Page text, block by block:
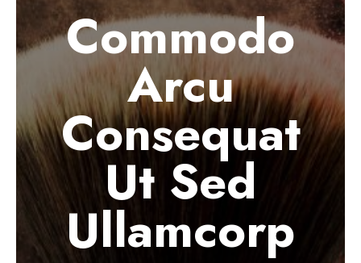
Commodo
Arcu
Consequat
Ut Sed
Ullamcorp